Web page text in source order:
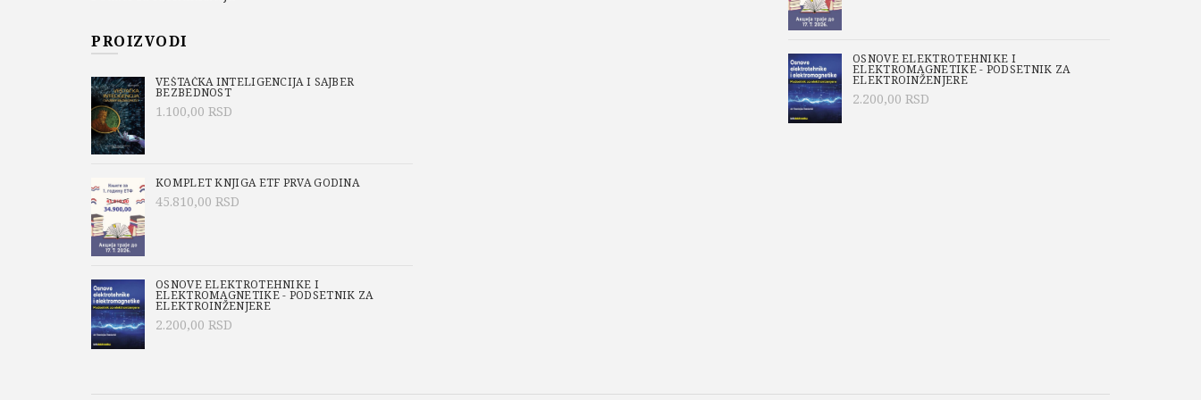
drugim oblastima, kao što su veštačka inteligencija (AI – Artificial
dakle, da se Python ili „MicroPython“ varijanta koristi za upotrebu i u SoC-
Moćni kontroleri, kao što je ESP32 kompanije Espressif Systems, obezbeđuju
PROIZVODI
VEŠTAČKA INTELIGENCIJA I SAJBER
BEZBEDNOST
1.100,00 RSD
KOMPLET KNJIGA ETF PRVA GODINA
45.810,00 RSD
OSNOVE ELEKTROTEHNIKE I
ELEKTROMAGNETIKE - PODSETNIK ZA
ELEKTROINŽENJERE
2.200,00 RSD
OSNOVE ELEKTROTEHNIKE I
ELEKTROMAGNETIKE - PODSETNIK ZA
ELEKTROINŽENJERE
2.200,00 RSD